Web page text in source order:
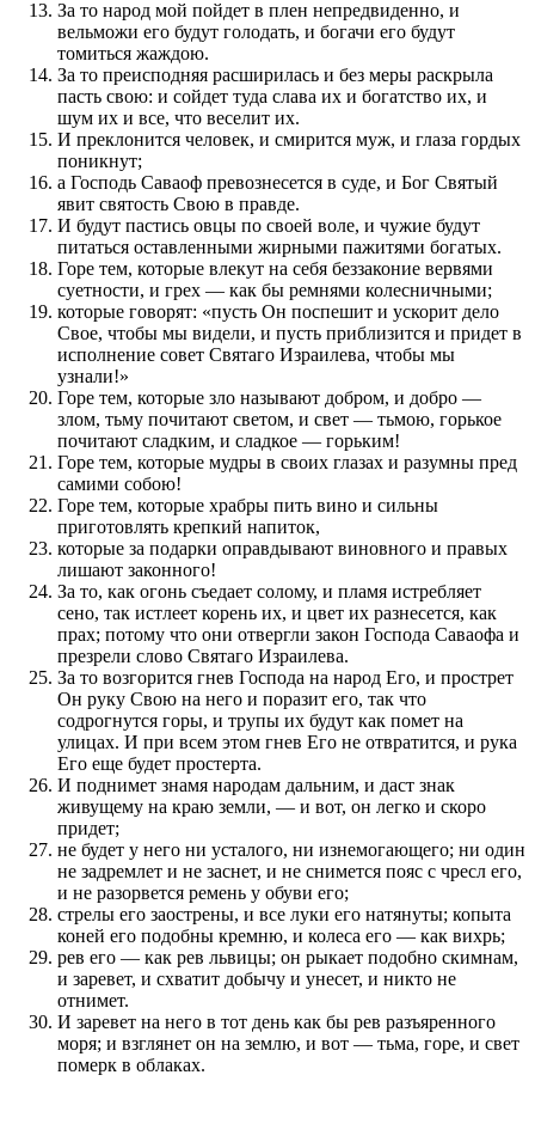
За то народ мой пойдет в плен непредвиденно, и
вельможи его будут голодать, и богачи его будут
томиться жаждою.
За то преисподняя расширилась и без меры раскрыла
пасть свою: и сойдет туда слава их и богатство их, и
шум их и все, что веселит их.
И преклонится человек, и смирится муж, и глаза гордых
поникнут;
а Господь Саваоф превознесется в суде, и Бог Святый
явит святость Свою в правде.
И будут пастись овцы по своей воле, и чужие будут
питаться оставленными жирными пажитями богатых.
Горе тем, которые влекут на себя беззаконие вервями
суетности, и грех — как бы ремнями колесничными;
которые говорят: «пусть Он поспешит и ускорит дело
Свое, чтобы мы видели, и пусть приблизится и придет в
исполнение совет Святаго Израилева, чтобы мы
узнали!»
Горе тем, которые зло называют добром, и добро —
злом, тьму почитают светом, и свет — тьмою, горькое
почитают сладким, и сладкое — горьким!
Горе тем, которые мудры в своих глазах и разумны пред
самими собою!
Горе тем, которые храбры пить вино и сильны
приготовлять крепкий напиток,
которые за подарки оправдывают виновного и правых
лишают законного!
За то, как огонь съедает солому, и пламя истребляет
сено, так истлеет корень их, и цвет их разнесется, как
прах; потому что они отвергли закон Господа Саваофа и
презрели слово Святаго Израилева.
За то возгорится гнев Господа на народ Его, и прострет
Он руку Свою на него и поразит его, так что
содрогнутся горы, и трупы их будут как помет на
улицах. И при всем этом гнев Его не отвратится, и рука
Его еще будет простерта.
И поднимет знамя народам дальним, и даст знак
живущему на краю земли, — и вот, он легко и скоро
придет;
не будет у него ни усталого, ни изнемогающего; ни один
не задремлет и не заснет, и не снимется пояс с чресл его,
и не разорвется ремень у обуви его;
стрелы его заострены, и все луки его натянуты; копыта
коней его подобны кремню, и колеса его — как вихрь;
рев его — как рев львицы; он рыкает подобно скимнам,
и заревет, и схватит добычу и унесет, и никто не
отнимет.
И заревет на него в тот день как бы рев разъяренного
моря; и взглянет он на землю, и вот — тьма, горе, и свет
померк в облаках.